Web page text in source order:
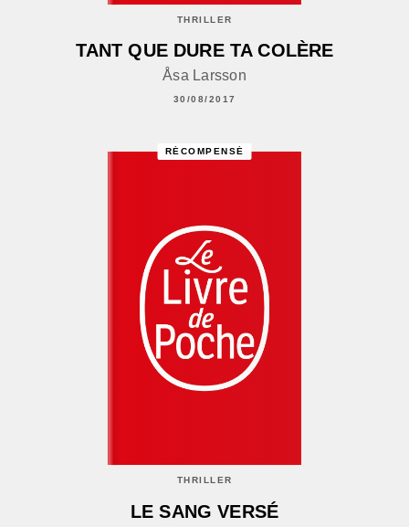
THRILLER
TANT QUE DURE TA COLÈRE
Åsa Larsson
30/08/2017
RÉCOMPENSÉ
THRILLER
LE SANG VERSÉ